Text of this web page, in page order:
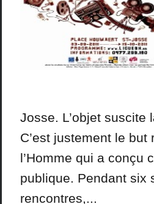
Josse. L’objet suscite
C’est justement le
l’Homme qui a conçu
publique. Pendant six
rencontres,...